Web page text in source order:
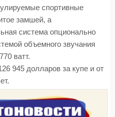
спортивные
замшей, а
система опционально
объемного звучания
ватт.
945 долларов за купе и от